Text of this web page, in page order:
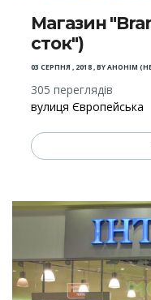
Магазин
сток")
03 СЕРПНЯ , 2018,BYАНОНІМ
305 переглядів
вулиця Європейська